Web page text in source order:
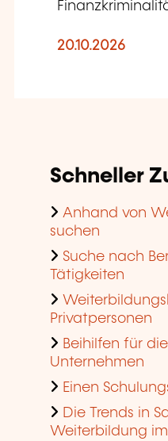
20.10.2026
Schneller
Anhand von
suchen
Suche nach
Tätigkeiten
Privatpersonen
Beihilfen für
Unternehmen
Einen
Die Trends in
Weiterbildung